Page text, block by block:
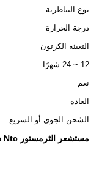
نوع التناظرية
درجة الحرارة
التعبئة الكرتون
12 ~ 24 شهرًا
نعم
العادة
الشحن الجوي أو السريع
مستشعر الثرمستور Ntc ذو الاستقرار الجيد